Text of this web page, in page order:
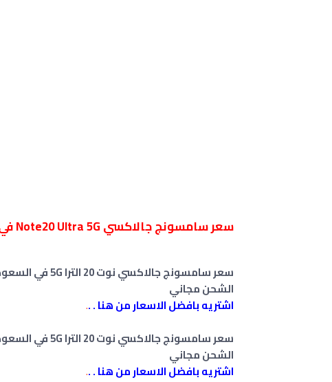
سعر سامسونج جالاكسي Note20 Ultra 5G في السعودية
الشحن مجاني
اشتريه بافضل الاسعار من هنا . ..
الشحن مجاني
اشتريه بافضل الاسعار من هنا . ..